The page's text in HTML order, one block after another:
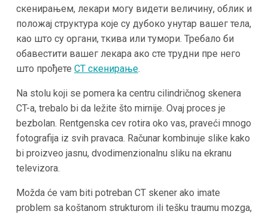
скенирањем, лекари могу видети величину, облик и
положај структура које су дубоко унутар вашег тела,
као што су органи, ткива или тумори. Требало би
обавестити вашег лекара ако сте трудни пре него
што прођете CT скенирање.
Na stolu koji se pomera ka centru cilindričnog skenera
CT-a, trebalo bi da ležite što mirnije. Ovaj proces je
bezbolan. Rentgenska cev rotira oko vas, praveći mnogo
fotografija iz svih pravaca. Računar kombinuje slike kako
bi proizveo jasnu, dvodimenzionalnu sliku na ekranu
televizora.
Možda će vam biti potreban CT skener ako imate
problem sa koštanom strukturom ili tešku traumu mozga,